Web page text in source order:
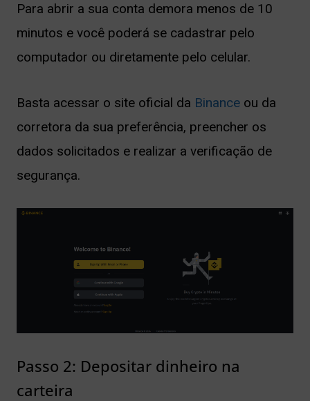
Para abrir a sua conta demora menos de 10
minutos e você poderá se cadastrar pelo
computador ou diretamente pelo celular.
Basta acessar o site oficial da Binanceou da
corretora da sua preferência, preencher os
dados solicitados e realizar a verificação de
segurança.
Passo 2: Depositar dinheiro na
carteira